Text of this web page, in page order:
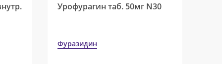
Урофурагин таб. 50мг N30
Фуразидин